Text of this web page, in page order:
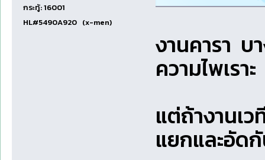
กระทู้: 16001
HL#5490A920 (x-men)
งานคารา บ
ความไพเรา
แต่ถ้างานเ
แยกและอัด